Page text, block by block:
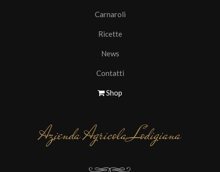
Carnaroli
Ricette
News
Contatti
Shop
Azienda Agricola Lodigiana